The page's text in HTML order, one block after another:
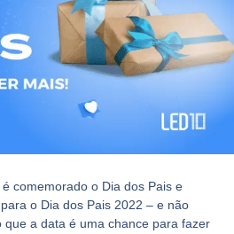
comemorado o Dia dos Pais e
o Dia dos Pais 2022 – e não
a data é uma chance para fazer